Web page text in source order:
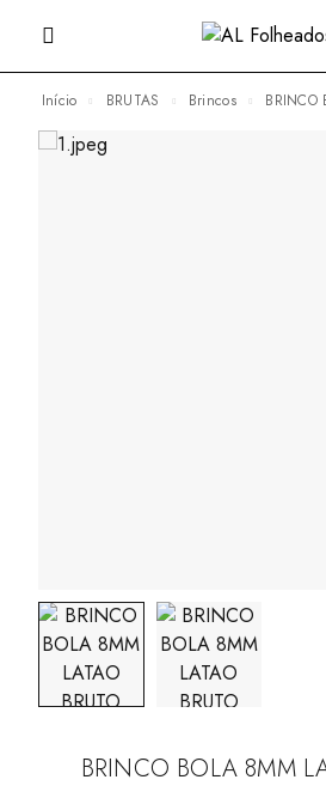
Início BRUTAS Brincos
BRINCO BOLA 8MM